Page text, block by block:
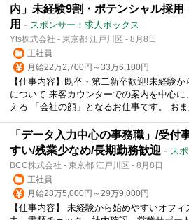
内」未経験9割・ポテンシャル採用
用 - スポンサー：求人ボックス
Yts株式会社 - 東京都 江戸川区 - 8月8日
正社員
月給22万2,700円～33万6,100円
【仕事内容】既卒・第二新卒歓迎!未経験
について 来客カウンターでの案内を中心
える 「会社の顔」となるお仕事です。 おま
「データ入力中心の事務職」/受付
すい/残業少なめ/長期勤務歓迎 - ス
BCC株式会社 - 東京都 江戸川区 - 8月8日
正社員
月給28万5,000円～29万9,000円
【仕事内容】 未経験から始めやすいオフ